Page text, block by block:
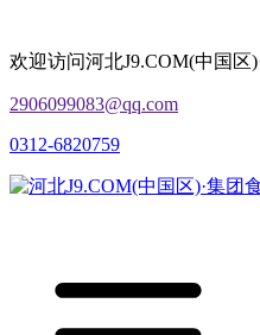
欢迎访问河北J9.COM(中国区
2906099083@qq.com
0312-6820759